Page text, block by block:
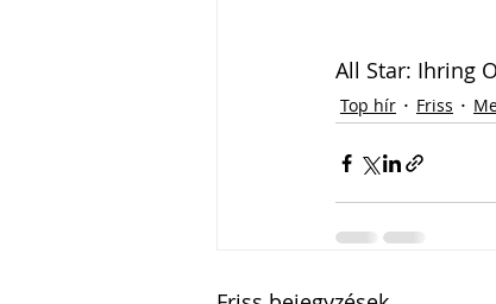
All Star: Ihring
Top hír Friss